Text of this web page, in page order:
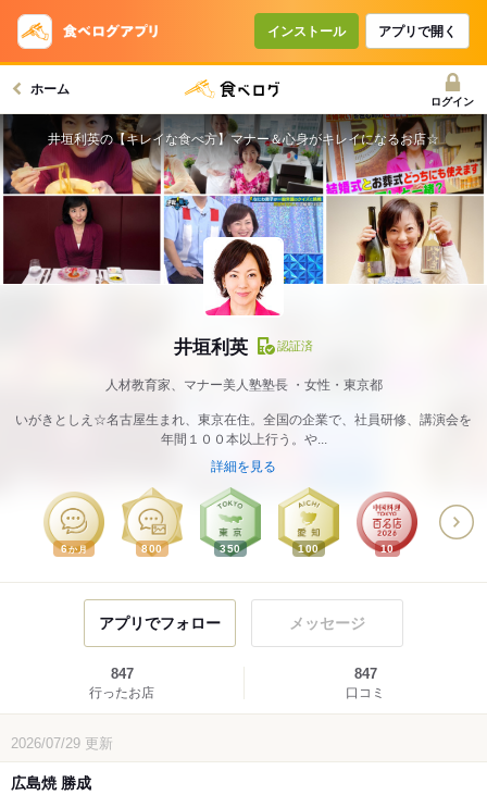
インストール アプリで開く
ホーム
ログイン
井垣利英 認証済
人材教育家、マナー美人塾塾長 女性・東京都
いがきとしえ☆名古屋生まれ、東京在住。全国の企業で、社員研修、講演会を
年間１００本以上行う。や...
詳細を見る
6か月 800 350 100 10
井垣利英の【キレイな食べ方】マナー＆心身がキレイになるお店☆
アプリでフォロー メッセージ
847
行ったお店
847
口コミ
2026/07/29 更新
広島焼 勝成